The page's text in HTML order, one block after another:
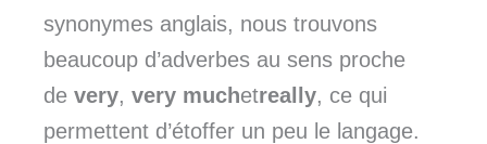
synonymes anglais, nous trouvons
beaucoup d’adverbes au sens proche
de very, very muchetreally, ce qui
permettent d’étoffer un peu le langage.